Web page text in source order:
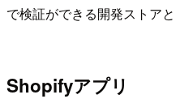
で検証ができる開発ストア
Shopifyアプリ